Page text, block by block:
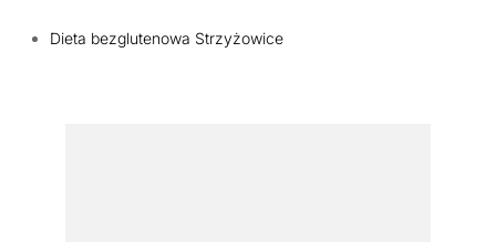
Dieta bezglutenowa Strzyżowice